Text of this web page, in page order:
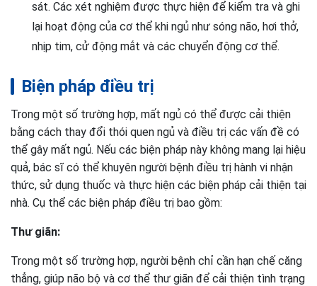
sát. Các xét nghiệm được thực hiện để kiểm tra và ghi
lại hoạt động của cơ thể khi ngủ như sóng não, hơi thở,
nhịp tim, cử động mắt và các chuyển động cơ thể.
Biện pháp điều trị
Trong một số trường hợp, mất ngủ có thể được cải thiện
bằng cách thay đổi thói quen ngủ và điều trị các vấn đề có
thể gây mất ngủ. Nếu các biện pháp này không mang lại hiệu
quả, bác sĩ có thể khuyên người bệnh điều trị hành vi nhận
thức, sử dụng thuốc và thực hiện các biện pháp cải thiện tại
nhà. Cụ thể các biện pháp điều trị bao gồm:
Thư giãn:
Trong một số trường hợp, người bệnh chỉ cần hạn chế căng
thẳng, giúp não bộ và cơ thể thư giãn để cải thiện tình trạng